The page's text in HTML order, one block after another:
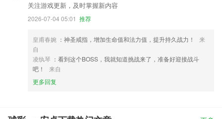
关注游戏更新，及时掌握新内容
2026-07-04 05:01 推荐
皇甫春婉 ：神圣戒指，增加生命值和法力值，提升持久战力！
来
自
凌纨琴 ：看到这个BOSS，我就知道挑战来了，准备好迎接战斗
吧！
来自
更多回复